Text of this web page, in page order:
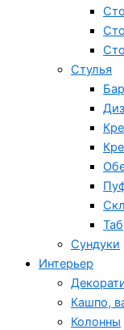
Стулья
Сундуки
Интерьер
Кашпо,
Колонны